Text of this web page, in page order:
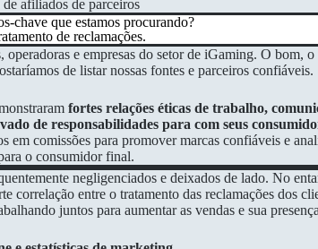
chave que estamos procurando?
de reclamações.
e empresas do setor de iGaming. O bom,
de listar nossas fontes e parceiros confiáveis.
fortes relações éticas de trabalho,
de responsabilidades para com seus
em comissões para promover marcas confiáveis e
o consumidor final.
negligenciados e deixados de lado. No
correlação entre o tratamento das reclamações dos
juntos para aumentar as vendas e sua